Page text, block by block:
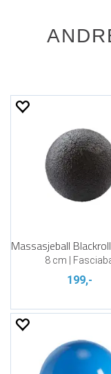
8 cm |
199,-